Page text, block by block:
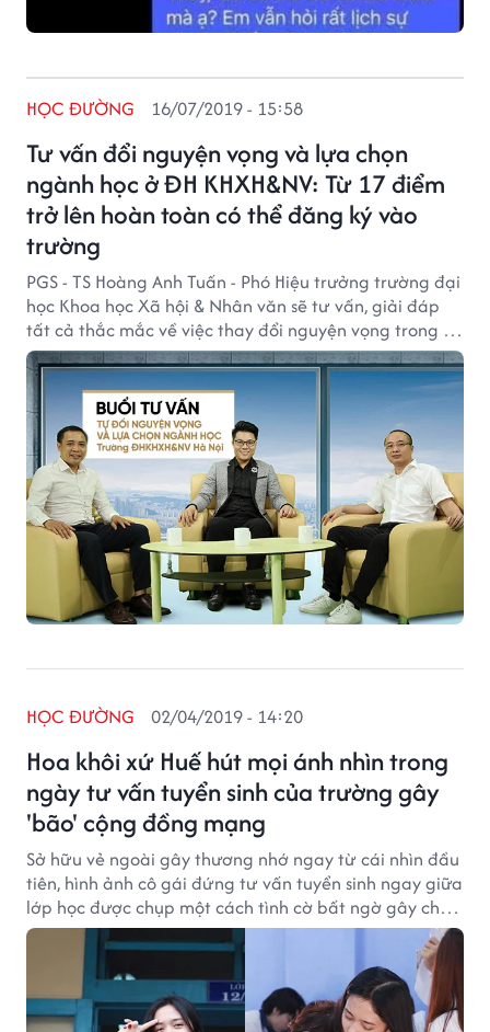
Tư vấn đổi nguyện vọng và lựa chọn
ngành học ở ĐH KHXH&NV: Từ 17 điểm
trở lên hoàn toàn có thể đăng ký vào
trường
HỌC ĐƯỜNG 16/07/2019 - 15:58
PGS - TS Hoàng Anh Tuấn - Phó Hiệu trưởng trường đại
học Khoa học Xã hội & Nhân văn sẽ tư vấn, giải đáp
tất cả thắc mắc về việc thay đổi nguyện vọng trong kỳ
thi THPT Quốc gia 2019 cũng như những băn khoăn về
việc lựa chọn ngành học phù hợp ở trường
ĐHKHXH&NV.
Hoa khôi xứ Huế hút mọi ánh nhìn trong
ngày tư vấn tuyển sinh của trường gây
'bão' cộng đồng mạng
HỌC ĐƯỜNG 02/04/2019 - 14:20
Sở hữu vẻ ngoài gây thương nhớ ngay từ cái nhìn đầu
tiên, hình ảnh cô gái đứng tư vấn tuyển sinh ngay giữa
lớp học được chụp một cách tình cờ bất ngờ gây chú ý
trên mạng xã hội những ngày qua.